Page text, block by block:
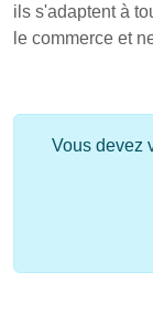
ils s'adaptent à
le commerce et
Vous devez